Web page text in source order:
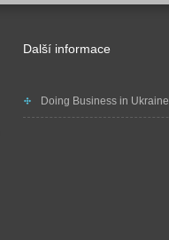
Další informace
Doing Business in Ukraine